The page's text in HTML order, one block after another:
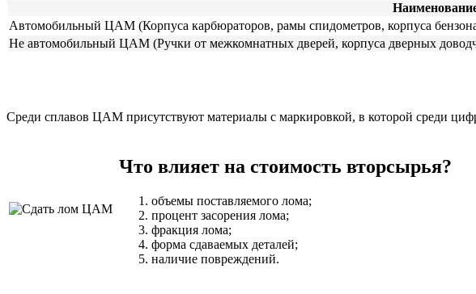
Автомобильный ЦАМ (Корпуса карбюраторов, рамы спидометров, корпуса
Не автомобильный ЦАМ (Ручки от межкомнатных дверей, корпуса дверных
Среди сплавов ЦАМ присутствуют материалы с маркировкой, в которой среди
Что влияет на стоимость вторсырья?
объемы поставляемого лома;
процент засорения лома;
фракция лома;
форма сдаваемых деталей;
наличие повреждений.